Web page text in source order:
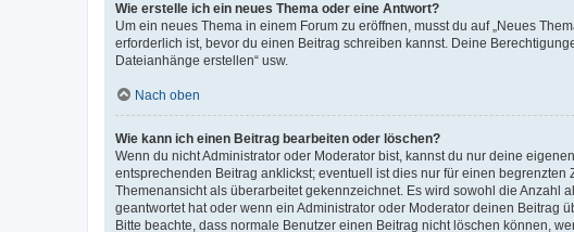
Wie erstelle ich ein neues Thema oder eine Antwort?
Um ein neues Thema in einem Forum zu eröffnen, musst du auf „Neues
erforderlich ist, bevor du einen Beitrag schreiben kannst. Deine
Dateianhänge erstellen“ usw.
Nach oben
Wie kann ich einen Beitrag bearbeiten oder löschen?
Wenn du nicht Administrator oder Moderator bist, kannst du nur deine
entsprechenden Beitrag anklickst; eventuell ist dies nur für einen
Themenansicht als überarbeitet gekennzeichnet. Es wird sowohl die Anzahl
geantwortet hat oder wenn ein Administrator oder Moderator deinen Beitrag
Bitte beachte, dass normale Benutzer einen Beitrag nicht löschen können,